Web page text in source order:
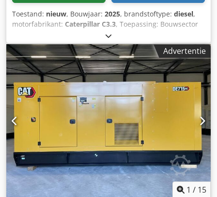
Toestand: nieuw, Bouwjaar: 2025, brandstoftype: diesel,
motorfabrikant: Caterpillar C3.3, Toepassing: Bouwsector
Leeggewicht: 889 kg Csdpfjy R I Htsx Ammeha
Generatorvermogen: 50 kVA Laadruimafmetingen: 230 x 96
x 140 cm CE-markering: ja Watertankinhoud: 103 l Neem
contact op met Team DPX voor meer informatie. = Verdere
opties en accessoires = - Accu - Bedieningspaneel - Stalen
dak - Tankwagen
Advertentie
1 / 15